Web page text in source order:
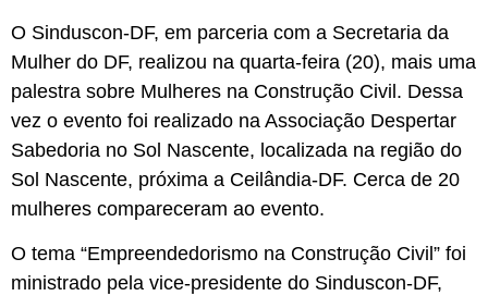
O Sinduscon-DF, em parceria com a Secretaria da
Mulher do DF, realizou na quarta-feira (20), mais uma
palestra sobre Mulheres na Construção Civil. Dessa
vez o evento foi realizado na Associação Despertar
Sabedoria no Sol Nascente, localizada na região do
Sol Nascente, próxima a Ceilândia-DF. Cerca de 20
mulheres compareceram ao evento.
O tema “Empreendedorismo na Construção Civil” foi
ministrado pela vice-presidente do Sinduscon-DF,